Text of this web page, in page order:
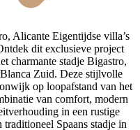
Alicante Eigentijdse villa’s
dit exclusieve project
charmante stadje Bigastro,
Zuid. Deze stijlvolle
op loopafstand van het
van comfort, modern
in een rustige
Spaans stadje in